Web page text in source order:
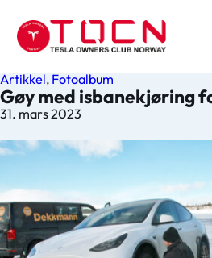
Gøy med isbanekjøring
Artikkel, Fotoalbum
31. mars 2023